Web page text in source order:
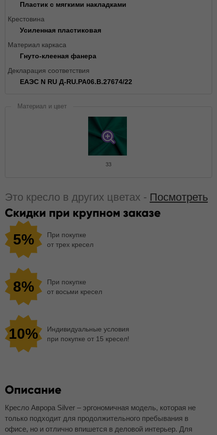
Пластик с мягкими накладками
Крестовина
Усиленная пластиковая
Материал каркаса
Гнуто-клееная фанера
Декларация соответствия
ЕАЭС N RU Д-RU.РА06.В.27674/22
Материал и цвет
33
Это кресло в других цветах - Посмотреть
Скидки при крупном заказе
5%
При покупке
от трех кресел
8%
При покупке
от восьми кресел
10%
Индивидуальные условия
при покупке от 15 кресел!
Описание
Кресло Аврора Silver – эргономичная модель, которая не
только подходит для продолжительного пребывания в
офисе, но и отлично впишется в деловой интерьер. Для